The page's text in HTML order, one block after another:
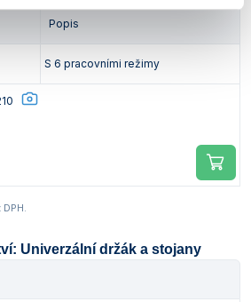
Popis
S 6 pracovními režimy
Univerzální držák a stojany